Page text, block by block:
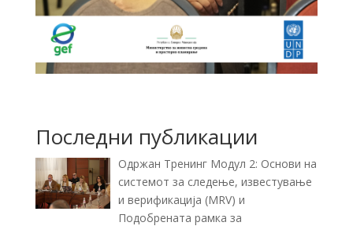
Последни публикации
Одржан Тренинг Модул 2: Основи на
системот за следење, известување
и верификација (MRV) и
Подобрената рамка за